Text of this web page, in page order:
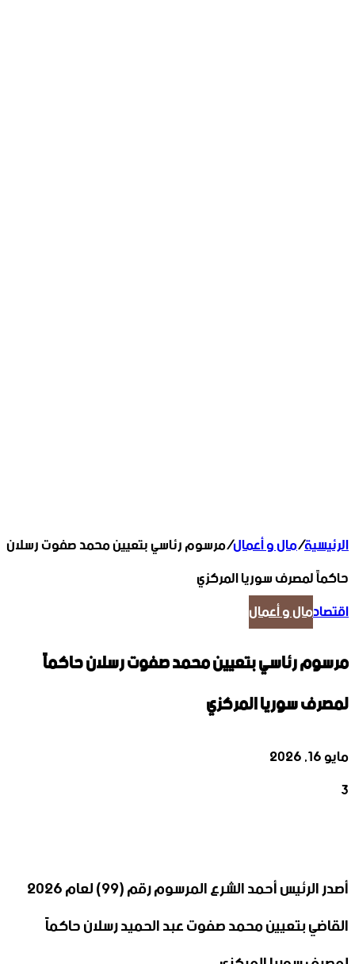
الرئيسية/مال و أعمال/مرسوم رئاسي بتعيين محمد صفوت رسلان
حاكماً لمصرف سوريا المركزي
اقتصادمال و أعمال
مرسوم رئاسي بتعيين محمد صفوت رسلان حاكماً
لمصرف سوريا المركزي
مايو 16, 2026
3
أصدر الرئيس أحمد الشرع المرسوم رقم (99) لعام 2026
القاضي بتعيين محمد صفوت عبد الحميد رسلان حاكماً